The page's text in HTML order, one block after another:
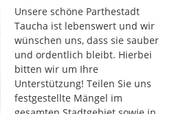
Unsere schöne Parthestadt
Taucha ist lebenswert und wir
wünschen uns, dass sie sauber
und ordentlich bleibt. Hierbei
bitten wir um Ihre
Unterstützung! Teilen Sie uns
festgestellte Mängel im